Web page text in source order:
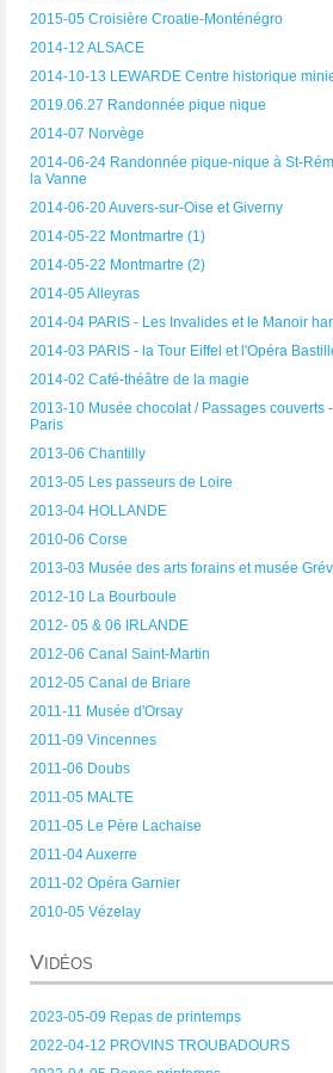
2015-05 Croisière Croatie-Monténégro
2014-12 ALSACE
2014-10-13 LEWARDE Centre historique
2019.06.27 Randonnée pique nique
2014-07 Norvège
2014-06-24 Randonnée pique-nique à St-
la Vanne
2014-06-20 Auvers-sur-Oise et Giverny
2014-05-22 Montmartre (1)
2014-05-22 Montmartre (2)
2014-05 Alleyras
2014-04 PARIS - Les Invalides et le Manoir
2014-03 PARIS - la Tour Eiffel et l'Opéra
2014-02 Café-théâtre de la magie
2013-10 Musée chocolat / Passages couverts -
Paris
2013-06 Chantilly
2013-05 Les passeurs de Loire
2013-04 HOLLANDE
2010-06 Corse
2013-03 Musée des arts forains et musée
2012-10 La Bourboule
2012- 05 & 06 IRLANDE
2012-06 Canal Saint-Martin
2012-05 Canal de Briare
2011-11 Musée d'Orsay
2011-09 Vincennes
2011-06 Doubs
2011-05 MALTE
2011-05 Le Père Lachaise
2011-04 Auxerre
2011-02 Opéra Garnier
2010-05 Vézelay
Vidéos
2023-05-09 Repas de printemps
2022-04-12 PROVINS TROUBADOURS